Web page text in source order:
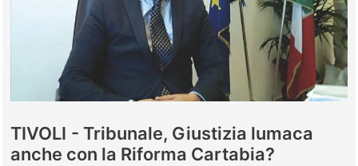
prescritto
TIVOLI - Tribunale, Giustizia lumaca
anche con la Riforma Cartabia?